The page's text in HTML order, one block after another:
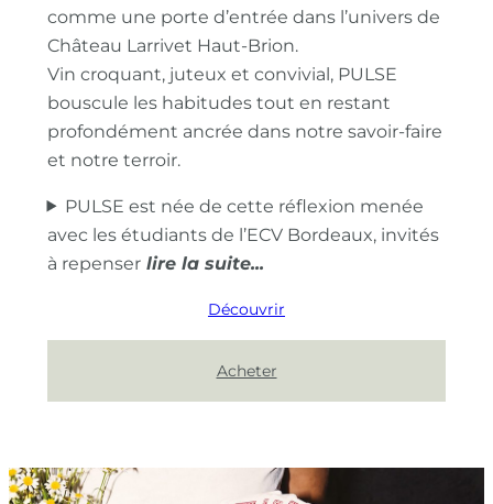
comme une porte d’entrée dans l’univers de
Château Larrivet Haut-Brion.
Vin croquant, juteux et convivial, PULSE
bouscule les habitudes tout en restant
profondément ancrée dans notre savoir-faire
et notre terroir.
PULSE est née de cette réflexion menée
avec les étudiants de l’ECV Bordeaux, invités
à repenser
Découvrir
Acheter